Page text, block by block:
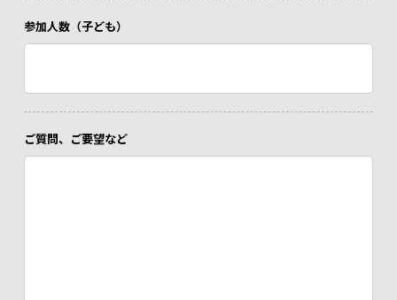
参加人数（子ども）
ご質問、ご要望など